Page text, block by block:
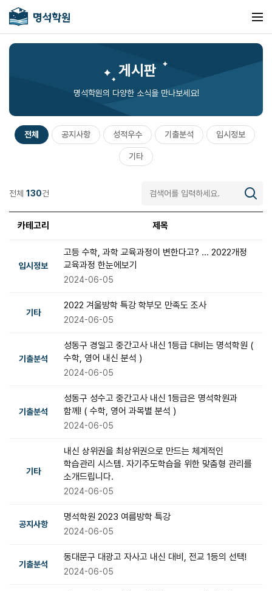
게시판
명석학원의 다양한 소식을 만나보세요!
전체 공지사항 성적우수 기출분석 입시정보
기타
전체 130건
카테고리 제목
입시정보
고등 수학, 과학 교육과정이 변한다고? ... 2022개정
교육과정 한눈에보기
2024-06-05
기타
2022 겨울방학 특강 학부모 만족도 조사
2024-06-05
기출분석
성동구 경일고 중간고사 내신 1등급 대비는 명석학원 (
수학, 영어 내신 분석 )
2024-06-05
기출분석
성동구 성수고 중간고사 내신 1등급은 명석학원과
함께! ( 수학, 영어 과목별 분석 )
2024-06-05
기타
내신 상위권을 최상위권으로 만드는 체계적인
학습관리 시스템. 자기주도학습을 위한 맞춤형 관리를
소개드립니다.
2024-06-05
공지사항
명석학원 2023 여름방학 특강
2024-06-05
기출분석
동대문구 대광고 자사고 내신 대비, 전교 1등의 선택!
2024-06-05